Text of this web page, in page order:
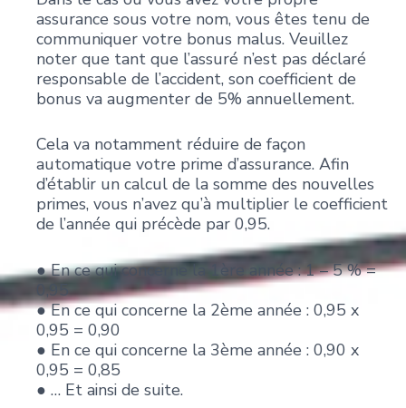
assurance sous votre nom, vous êtes tenu de
communiquer votre bonus malus. Veuillez
noter que tant que l’assuré n’est pas déclaré
responsable de l’accident, son coefficient de
bonus va augmenter de 5% annuellement.
Cela va notamment réduire de façon
automatique votre prime d’assurance. Afin
d’établir un calcul de la somme des nouvelles
primes, vous n’avez qu’à multiplier le coefficient
de l’année qui précède par 0,95.
● En ce qui concerne la 1ère année : 1 – 5 % =
0,95
● En ce qui concerne la 2ème année : 0,95 x
0,95 = 0,90
● En ce qui concerne la 3ème année : 0,90 x
0,95 = 0,85
● … Et ainsi de suite.